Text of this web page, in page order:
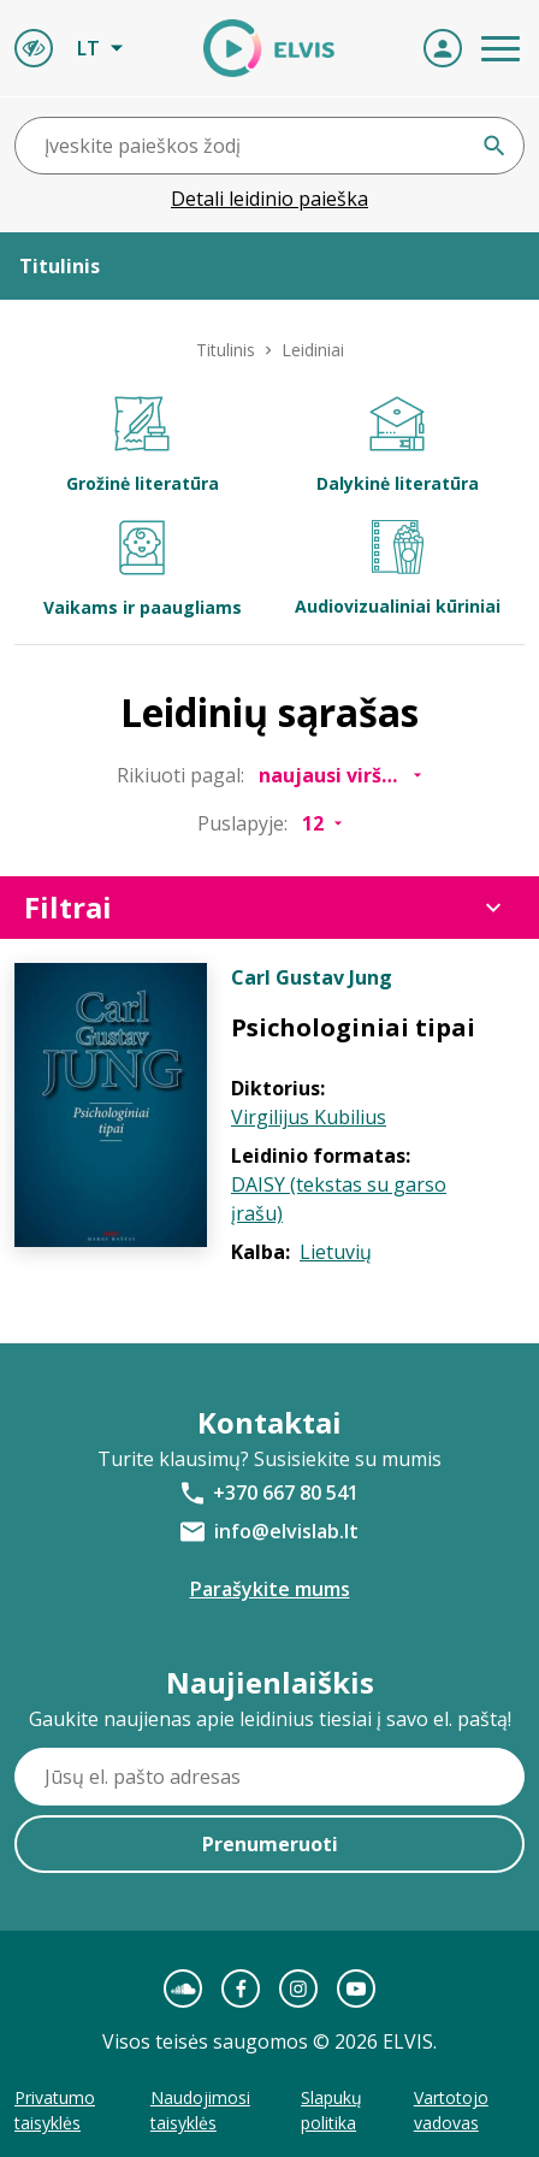
LT
Detali leidinio paieška
Titulinis
Bibliotekoms
Titulinis Leidiniai
Grožinė literatūra Dalykinė literatūra
Vaikams ir paaugliams Audiovizualiniai kūriniai
Leidinių sąrašas
Rikiuoti pagal:
Puslapyje:
Filtrai
Carl Gustav Jung
Psichologiniai tipai
Diktorius:
Virgilijus Kubilius
Leidinio formatas:
DAISY (tekstas su garso
įrašu)
Kalba: Lietuvių
Kontaktai
Turite klausimų? Susisiekite su mumis
+370 667 80 541
info@elvislab.lt
Parašykite mums
Naujienlaiškis
Gaukite naujienas apie leidinius tiesiai į savo el. paštą!
Prenumeruoti
Visos teisės saugomos © 2026 ELVIS.
Privatumo
taisyklės
Naudojimosi
taisyklės
Slapukų
politika
Vartotojo
vadovas